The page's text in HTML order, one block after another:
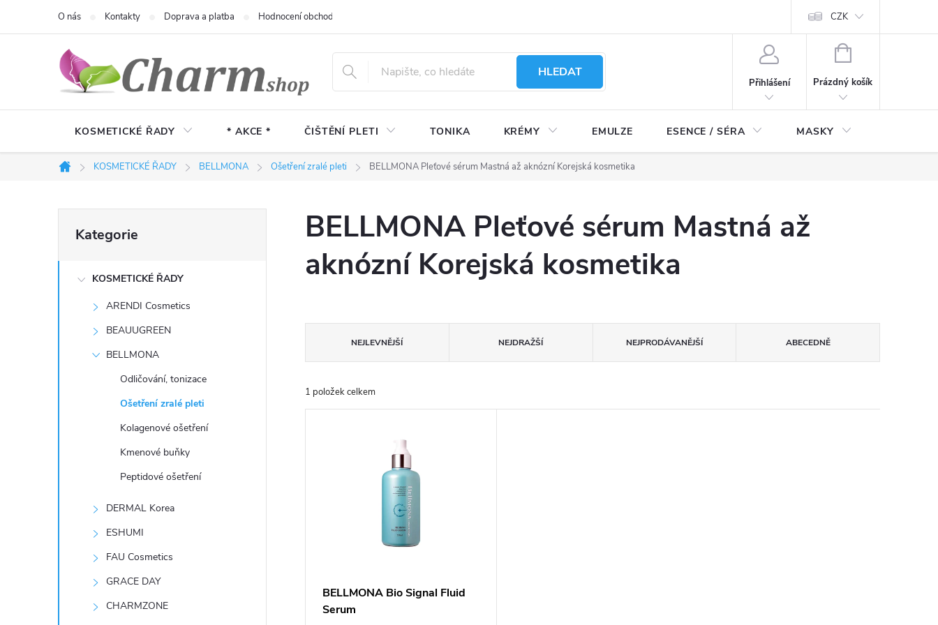
O nás Kontakty Doprava a platba Hodnocení obchodu CZK
HLEDAT
Přihlášení
NÁKUPNÍ
Prázdný košík
KOSMETICKÉ ŘADY * AKCE * ČIŠTĚNÍ PLETI TONIKA KRÉMY EMULZE ESENCE / SÉRA MASKY
Domů
KOSMETICKÉ ŘADY BELLMONA Ošetření zralé pleti BELLMONA Pleťové sérum Mastná až aknózní Korejská kosmetika
o
kategorie
Kategorie
KOSMETICKÉ ŘADY
ARENDI Cosmetics
BEAUUGREEN
BELLMONA
Odličování, tonizace
Ošetření zralé pleti
Kolagenové ošetření
Kmenové buňky
Peptidové ošetření
DERMAL Korea
ESHUMI
FAU Cosmetics
GRACE DAY
CHARMZONE
BELLMONA Pleťové sérum Mastná až
aknózní Korejská kosmetika
a
z
NEJLEVNĚJŠÍ NEJDRAŽŠÍ NEJPRODÁVANĚJŠÍ ABECEDNĚ
1 položek celkem
BELLMONA Bio Signal Fluid
Serum